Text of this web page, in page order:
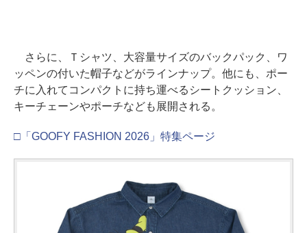
さらに、Ｔシャツ、大容量サイズのバックパック、ワ
ッペンの付いた帽子などがラインナップ。他にも、ポー
チに入れてコンパクトに持ち運べるシートクッション、
キーチェーンやポーチなども展開される。
□「GOOFY FASHION 2026」特集ページ